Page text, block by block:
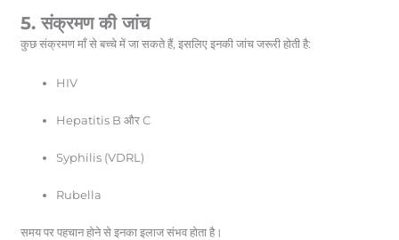
5. संक्रमण की जांच
कुछ संक्रमण माँ से बच्चे में जा सकते हैं, इसलिए इनकी जांच जरूरी होती है:
HIV
Hepatitis B और C
Syphilis (VDRL)
Rubella
समय पर पहचान होने से इनका इलाज संभव होता है।